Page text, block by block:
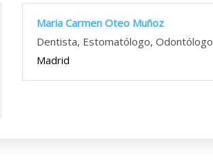
Maria Carmen Oteo Muñoz
Dentista, Estomatólogo, Odontólogo
Madrid